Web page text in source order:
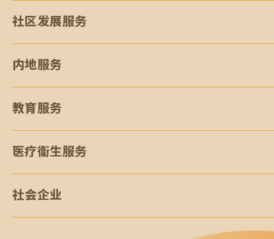
社区发展服务
内地服务
教育服务
医疗衞生服务
社会企业